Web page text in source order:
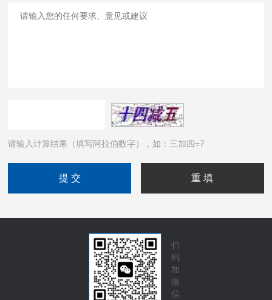
请输入计算结果（填写阿拉伯数字），如：三加四=7
扫
码
加
微
信